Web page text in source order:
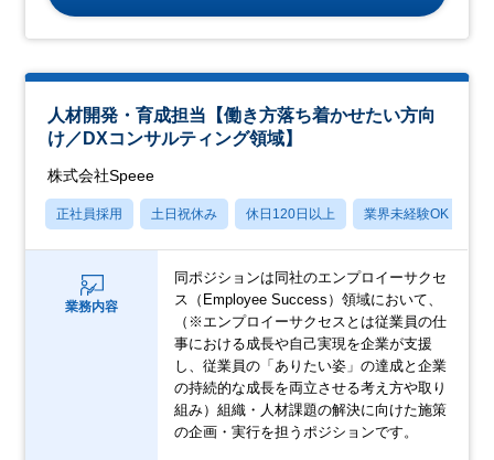
人材開発・育成担当【働き方落ち着かせたい方向
け／DXコンサルティング領域】
株式会社Speee
正社員採用 土日祝休み 休日120日以上 業界未経験OK
業務内容
同ポジションは同社のエンプロイーサクセ
ス（Employee Success）領域において、
（※エンプロイーサクセスとは従業員の仕
事における成長や自己実現を企業が支援
し、従業員の「ありたい姿」の達成と企業
の持続的な成長を両立させる考え方や取り
組み）組織・人材課題の解決に向けた施策
の企画・実行を担うポジションです。